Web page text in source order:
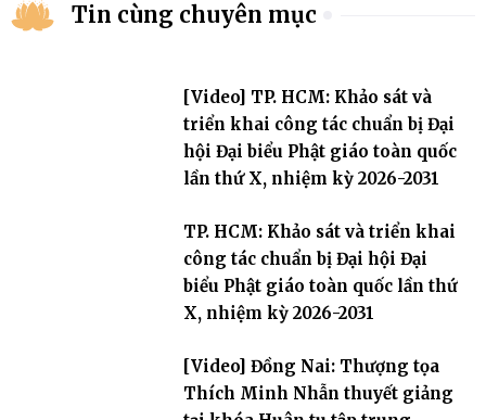
Tin cùng chuyên mục
[Video] TP. HCM: Khảo sát và
triển khai công tác chuẩn bị Đại
hội Đại biểu Phật giáo toàn quốc
lần thứ X, nhiệm kỳ 2026-2031
TP. HCM: Khảo sát và triển khai
công tác chuẩn bị Đại hội Đại
biểu Phật giáo toàn quốc lần thứ
X, nhiệm kỳ 2026-2031
[Video] Đồng Nai: Thượng tọa
Thích Minh Nhẫn thuyết giảng